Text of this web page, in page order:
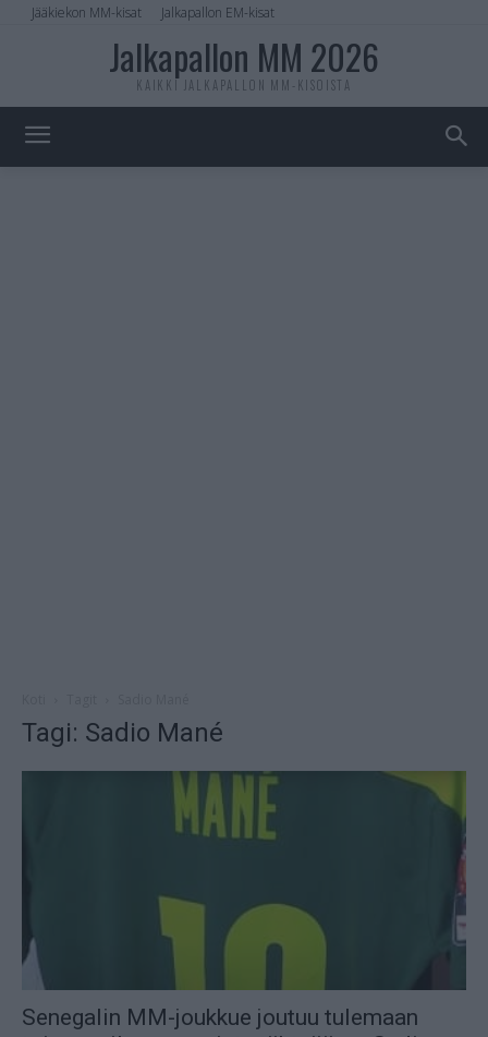
Jääkiekon MM-kisat Jalkapallon EM-kisat
Jalkapallon MM 2026
KAIKKI JALKAPALLON MM-KISOISTA
Tagi: Sadio Mané
Senegalin MM-joukkue joutuu tulemaan